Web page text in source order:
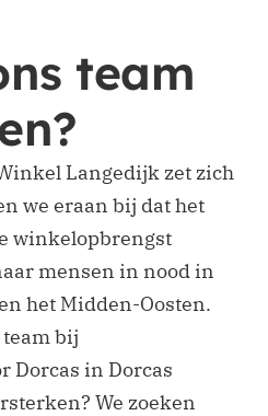
team
Langedijk zet zich
we eraan bij dat het
winkelopbrengst
mensen in nood in
het Midden-Oosten.
bij
Dorcas in Dorcas
We zoeken